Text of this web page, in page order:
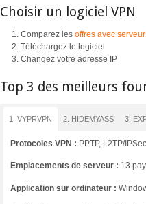
Choisir un logiciel VPN
Comparez les offres avec
Téléchargez le logiciel
Changez votre adresse IP
Top 3 des meilleurs
1. VYPRVPN 2. HIDEMYASS 3.
Protocoles VPN : PPTP, L2TP/
Emplacements de serveur : 13
Application sur ordinateur :